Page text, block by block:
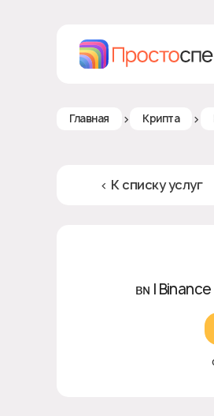
Главная > Крипта >
< К списку услуг
ʙɴ |